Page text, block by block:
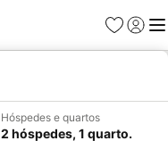
Favoritos
Iniciar
Hóspedes e quartos
2 hóspedes, 1 quarto.